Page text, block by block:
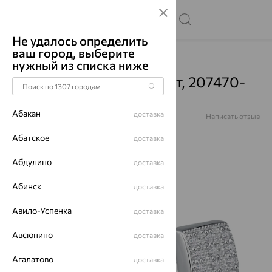
Главная Каталог Серьги Фианит
Серьги, серебро, фианит, 207470-
301-0019
Артикул:
Написать отзыв
Не удалось определить
ваш город, выберите
нужный из списка ниже
Абакан доставка
Абатское доставка
Абдулино доставка
Абинск доставка
Авило-Успенка доставка
Авсюнино доставка
Агалатово доставка